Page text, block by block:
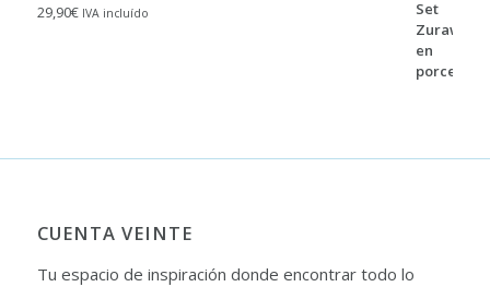
29,90€ IVA incluído
CUENTA VEINTE
Tu espacio de inspiración donde encontrar todo lo